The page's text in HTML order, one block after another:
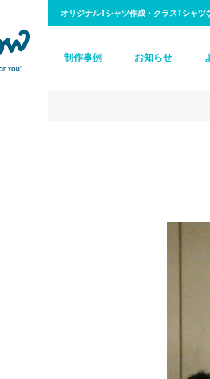
オリジナルTシャツ作成・クラスTシャ
制作事例 お知らせ